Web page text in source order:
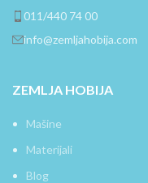
011/440 74 00
info@zemljahobija.com
ZEMLJA HOBIJA
Mašine
Materijali
Blog